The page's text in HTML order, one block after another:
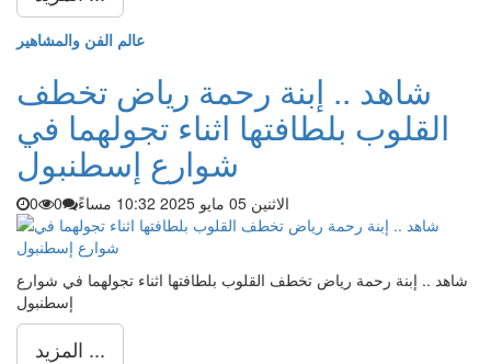
عالم الفن والمشاهير
شاهد .. إبنة رحمة رياض تخطف
القلوب بلطافتها اثناء تجولهما في
شوارع إسطنبول
الاثنين 05 مايو 2025 10:32 مساءً 0
0
شاهد .. إبنة رحمة رياض تخطف القلوب بلطافتها اثناء تجولهما في شوارع
إسطنبول
المزيد ...